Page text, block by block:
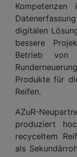
Kompetenzen
digitalen
bessere
Betrieb von
Produkte für
Reifen.
AZuR-
produziert
recyceltem
als